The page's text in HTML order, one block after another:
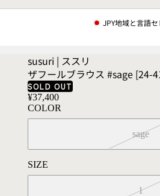
JPY地域と言語セ
susuri | ススリ
ザフールブラウス #sage [24-
SOLD OUT
¥37,400
COLOR
sage
SIZE
1